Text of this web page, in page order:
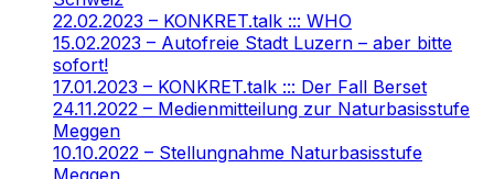
22.02.2023 – KONKRET.talk ::: WHO
15.02.2023 – Autofreie Stadt Luzern – aber bitte
sofort!
17.01.2023 – KONKRET.talk ::: Der Fall Berset
24.11.2022 – Medienmitteilung zur Naturbasisstufe
Meggen
10.10.2022 – Stellungnahme Naturbasisstufe
Meggen